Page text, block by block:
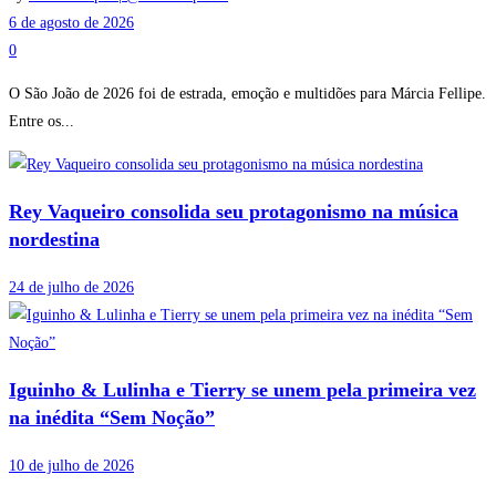
6 de agosto de 2026
0
O São João de 2026 foi de estrada, emoção e multidões para Márcia Fellipe.
Entre os...
Rey Vaqueiro consolida seu protagonismo na música
nordestina
24 de julho de 2026
Iguinho & Lulinha e Tierry se unem pela primeira vez
na inédita “Sem Noção”
10 de julho de 2026